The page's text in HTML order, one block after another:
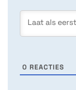
0 REACTIES